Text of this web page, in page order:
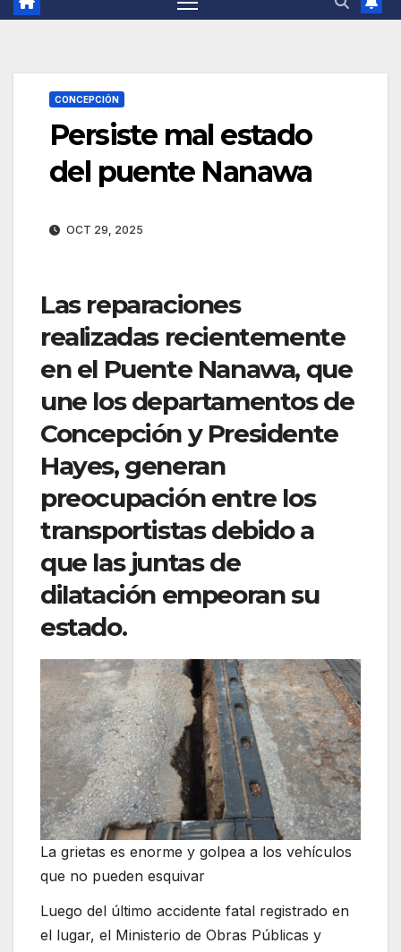
CONCEPCIÓN
Persiste mal estado
del puente Nanawa
OCT 29, 2025
Las reparaciones
realizadas recientemente
en el Puente Nanawa, que
une los departamentos de
Concepción y Presidente
Hayes, generan
preocupación entre los
transportistas debido a
que las juntas de
dilatación empeoran su
estado.
La grietas es enorme y golpea a los vehículos
que no pueden esquivar
Luego del último accidente fatal registrado en
el lugar, el Ministerio de Obras Públicas y